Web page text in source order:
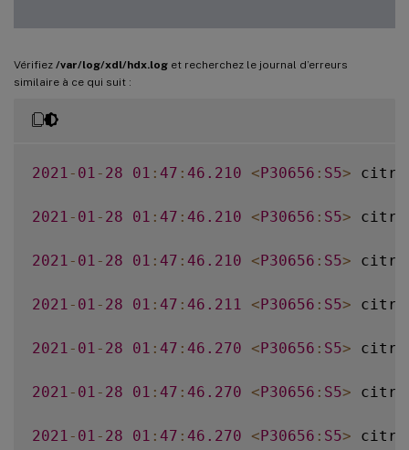
Vérifiez /var/log/xdl/hdx.log et recherchez le journal d’erreurs
similaire à ce qui suit :
2021 - 01 - 28 01 : 47 : 46.210 <P30656 : S5>
2021 - 01 - 28 01 : 47 : 46.210 <P30656 : S5>
2021 - 01 - 28 01 : 47 : 46.210 <P30656 : S5>
2021 - 01 - 28 01 : 47 : 46.211 <P30656 : S5>
2021 - 01 - 28 01 : 47 : 46.270 <P30656 : S5>
2021 - 01 - 28 01 : 47 : 46.270 <P30656 : S5>
2021 - 01 - 28 01 : 47 : 46.270 <P30656 : S5>